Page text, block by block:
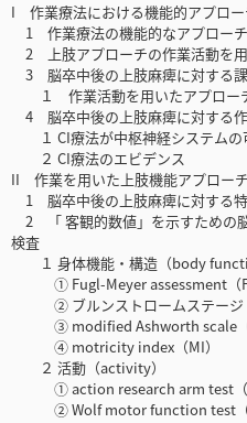
I 作業療法における機能的アプロー
1 作業療法の機能的なアプロー
2 上肢アプローチの作業活動を
3 脳卒中後の上肢麻痺に対する
１ 作業活動を用いたアプロー
4 脳卒中後の上肢麻痺に対する
１ CI療法が中枢神経システムの
２ CI療法のエビデンス
II 作業を用いた上肢機能アプロー
1 脳卒中後の上肢麻痺に対する
2 「 客観的数値」を示すための
検査
１ 身体機能・構造（body
① Fugl-Meyer assessment（
② ブルンストロームステージ（
③ modified Ashworth scale（
④ motricity index（MI）
２ 活動（activity）
① action research arm test（
② Wolf motor function test（